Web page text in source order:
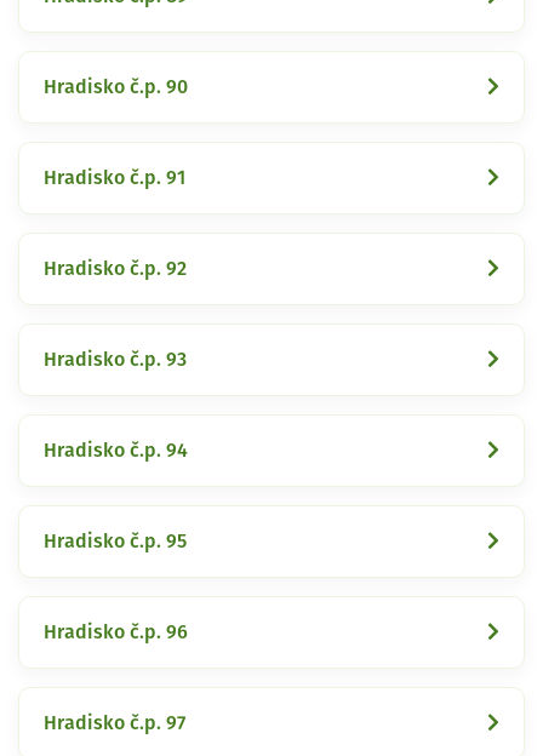
Hradisko č.p. 90
Hradisko č.p. 91
Hradisko č.p. 92
Hradisko č.p. 93
Hradisko č.p. 94
Hradisko č.p. 95
Hradisko č.p. 96
Hradisko č.p. 97